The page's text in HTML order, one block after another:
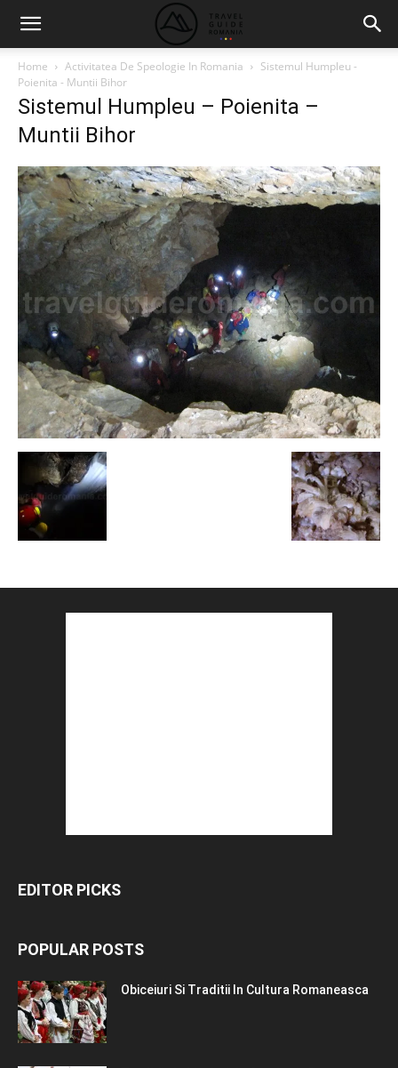
Home Activitatea De Speologie In Romania
Sistemul Humpleu -
Poienita - Muntii Bihor
Sistemul Humpleu – Poienita –
Muntii Bihor
EDITOR PICKS
POPULAR POSTS
Obiceiuri Si Traditii In Cultura Romaneasca